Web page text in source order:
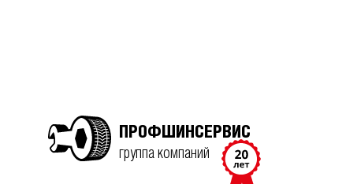
ПРОФШИНСЕРВИС
группа компаний